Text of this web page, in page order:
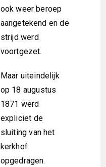
ook weer beroep
aangetekend en de
strijd werd
voortgezet.
Maar uiteindelijk
op 18 augustus
1871 werd
expliciet de
sluiting van het
kerkhof
opgedragen.